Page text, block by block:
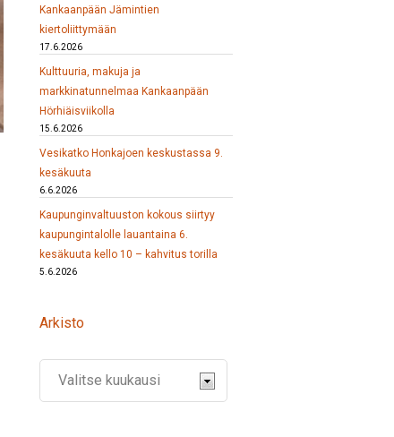
Kankaanpään Jämintien
kiertoliittymään
17.6.2026
Kulttuuria, makuja ja
markkinatunnelmaa Kankaanpään
Hörhiäisviikolla
15.6.2026
Vesikatko Honkajoen keskustassa 9.
kesäkuuta
6.6.2026
Kaupunginvaltuuston kokous siirtyy
kaupungintalolle lauantaina 6.
kesäkuuta kello 10 – kahvitus torilla
5.6.2026
Arkisto